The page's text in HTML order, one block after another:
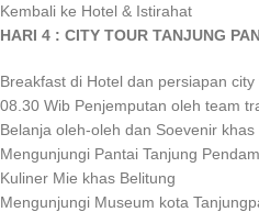
Kembali ke Hotel & Istirahat
HARI 4 : CITY TOUR TANJUNG
Breakfast di Hotel dan persiapan
08.30 Wib Penjemputan oleh team
Belanja oleh-oleh dan Soevenir khas
Mengunjungi Pantai Tanjung Pendam
Kuliner Mie khas Belitung
Mengunjungi Museum kota